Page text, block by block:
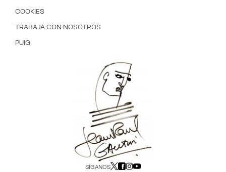
COOKIES
TRABAJA CON NOSOTROS
PUIG
SÍGANOS